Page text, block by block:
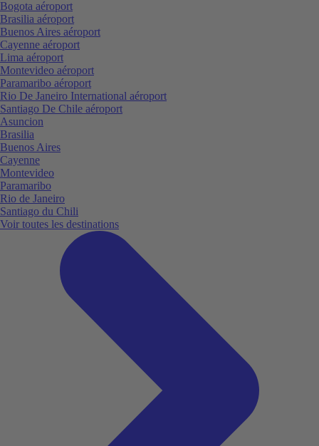
Bogota aéroport
Brasilia aéroport
Buenos Aires aéroport
Cayenne aéroport
Lima aéroport
Montevideo aéroport
Paramaribo aéroport
Rio De Janeiro International aéroport
Santiago De Chile aéroport
Asuncion
Brasilia
Buenos Aires
Cayenne
Montevideo
Paramaribo
Rio de Janeiro
Santiago du Chili
Voir toutes les destinations